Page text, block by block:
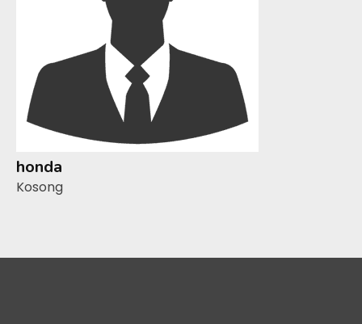
honda
Kosong